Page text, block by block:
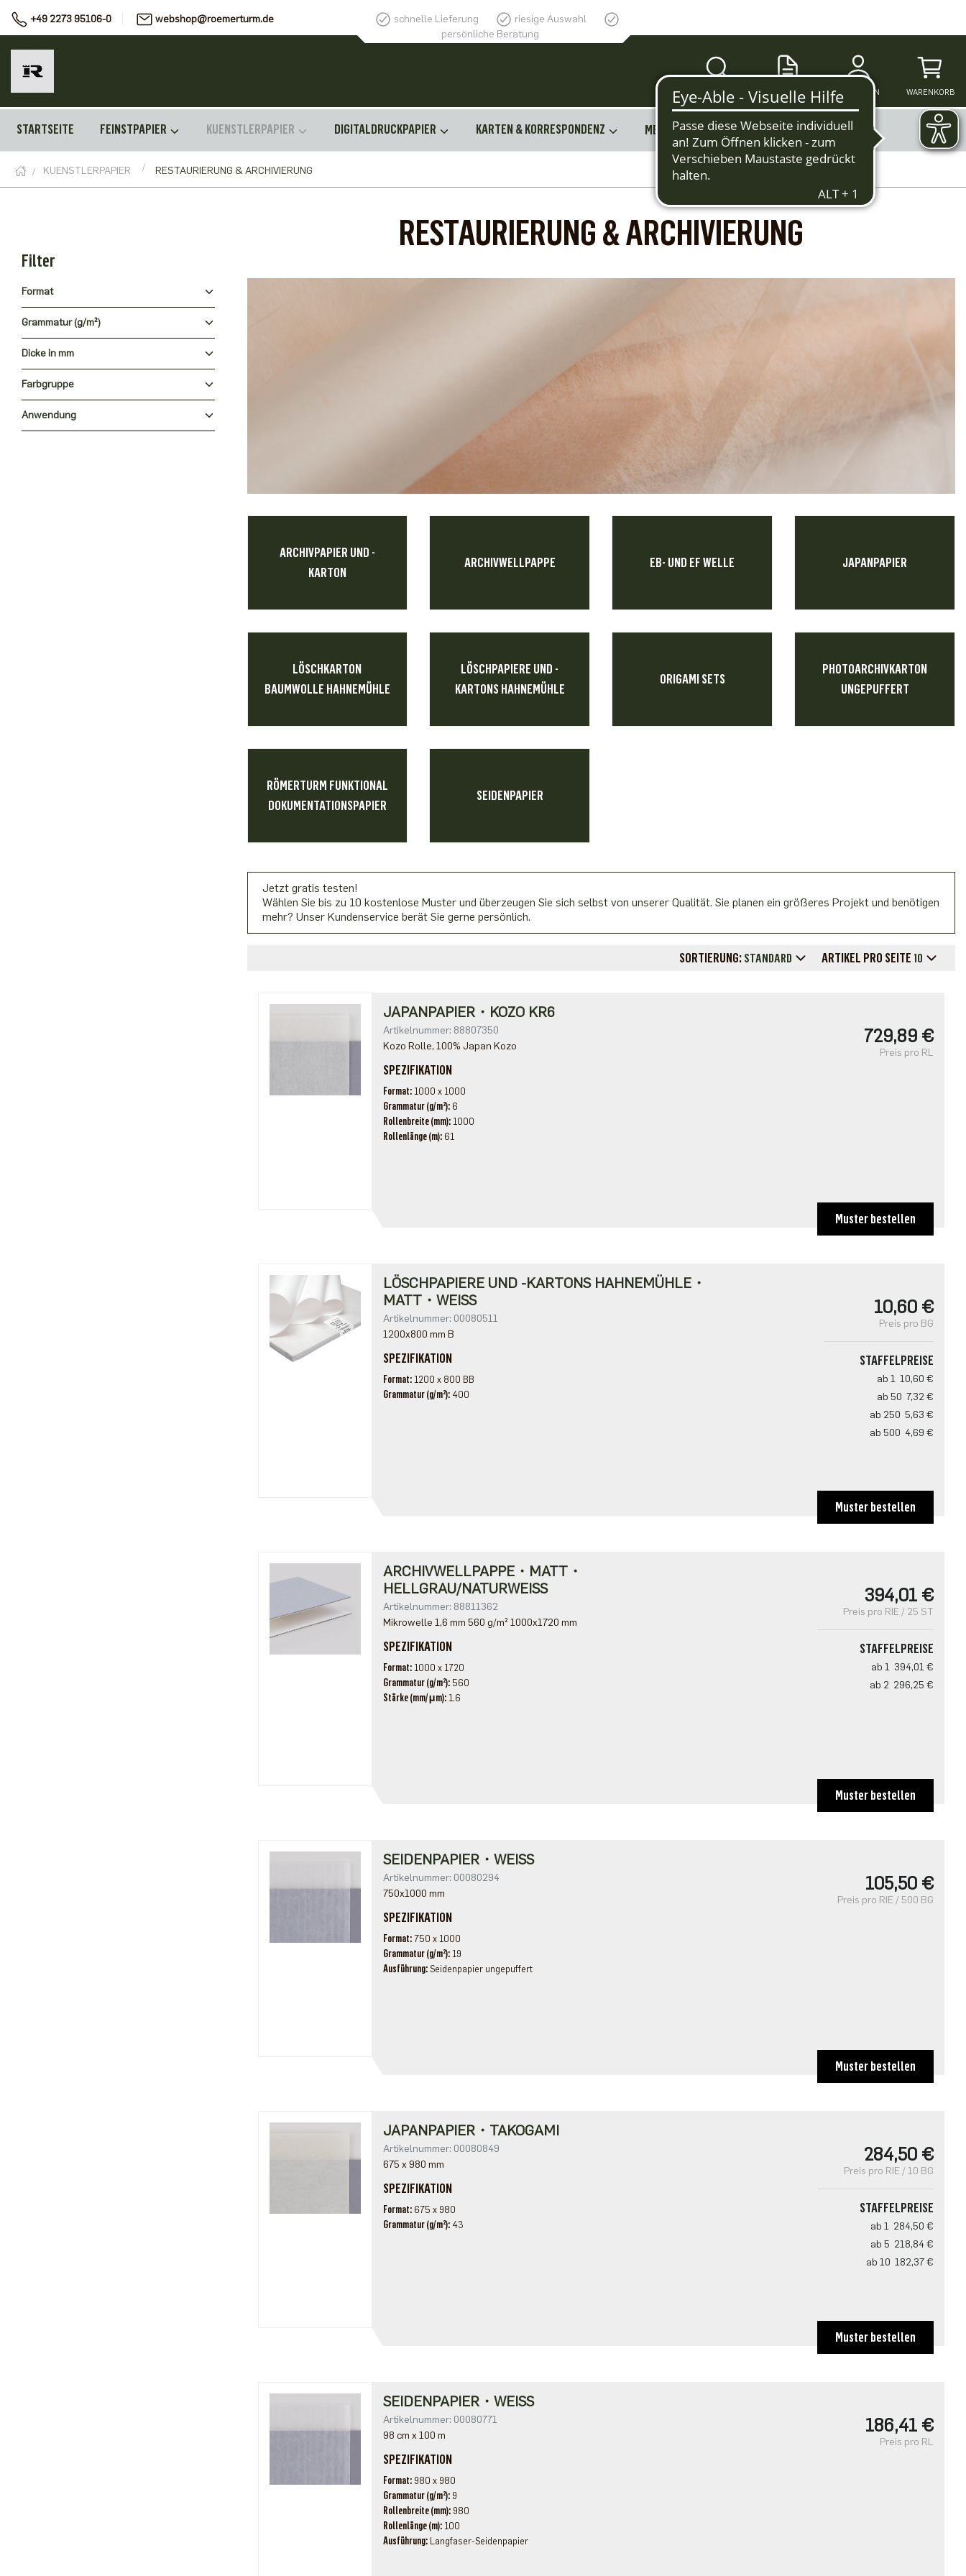
+49 2273 95106-0 webshop@roemerturm.de schnelle Lieferung
riesige Auswahl
persönliche Beratung
SUCHE MERKZETTEL ANMELDEN WARENKORB
STARTSEITE FEINSTPAPIER KUENSTLERPAPIER DIGITALDRUCKPAPIER KARTEN & KORRESPONDENZ MEHR
KUENSTLERPAPIER RESTAURIERUNG & ARCHIVIERUNG
Filter
Format
Grammatur (g/m²)
Dicke in mm
Farbgruppe
Anwendung
RESTAURIERUNG & ARCHIVIERUNG
ARCHIVPAPIER UND -
KARTON
ARCHIVWELLPAPPE EB- UND EF WELLE JAPANPAPIER
LÖSCHKARTON
BAUMWOLLE HAHNEMÜHLE
LÖSCHPAPIERE UND -
KARTONS HAHNEMÜHLE
ORIGAMI SETS
PHOTOARCHIVKARTON
UNGEPUFFERT
RÖMERTURM FUNKTIONAL
DOKUMENTATIONSPAPIER
SEIDENPAPIER
Jetzt gratis testen!
Wählen Sie bis zu 10 kostenlose Muster und überzeugen Sie sich selbst von unserer Qualität. Sie planen ein größeres Projekt und benötigen
mehr? Unser Kundenservice berät Sie gerne persönlich.
SORTIERUNG: STANDARD ARTIKEL PRO SEITE 10
JAPANPAPIER・KOZO KR6
Artikelnummer: 88807350
Kozo Rolle, 100% Japan Kozo
SPEZIFIKATION
Format 1000 x 1000
Grammatur (g/m²) 6
Rollenbreite (mm) 1000
Rollenlänge (m) 61
729,89 €
Preis pro RL
Muster bestellen
LÖSCHPAPIERE UND -KARTONS HAHNEMÜHLE・
MATT・WEISS
Artikelnummer: 00080511
1200x800 mm B
SPEZIFIKATION
Format 1200 x 800 BB
Grammatur (g/m²) 400
10,60 €
Preis pro BG
STAFFELPREISE
ab 1 10,60 €
ab 50 7,32 €
ab 250 5,63 €
ab 500 4,69 €
Muster bestellen
ARCHIVWELLPAPPE・MATT・
HELLGRAU/NATURWEISS
Artikelnummer: 88811362
Mikrowelle 1,6 mm 560 g/m² 1000x1720 mm
SPEZIFIKATION
Format 1000 x 1720
Grammatur (g/m²) 560
Stärke (mm/μm) 1.6
394,01 €
Preis pro RIE / 25 ST
STAFFELPREISE
ab 1 394,01 €
ab 2 296,25 €
Muster bestellen
SEIDENPAPIER・WEISS
Artikelnummer: 00080294
750x1000 mm
SPEZIFIKATION
Format 750 x 1000
Grammatur (g/m²) 19
Ausführung Seidenpapier ungepuffert
105,50 €
Preis pro RIE / 500 BG
Muster bestellen
JAPANPAPIER・TAKOGAMI
Artikelnummer: 00080849
675 x 980 mm
SPEZIFIKATION
Format 675 x 980
Grammatur (g/m²) 43
284,50 €
Preis pro RIE / 10 BG
STAFFELPREISE
ab 1 284,50 €
ab 5 218,84 €
ab 10 182,37 €
Muster bestellen
SEIDENPAPIER・WEISS
Artikelnummer: 00080771
98 cm x 100 m
SPEZIFIKATION
Format 980 x 980
Grammatur (g/m²) 9
Rollenbreite (mm) 980
Rollenlänge (m) 100
Ausführung Langfaser-Seidenpapier
186,41 €
Preis pro RL